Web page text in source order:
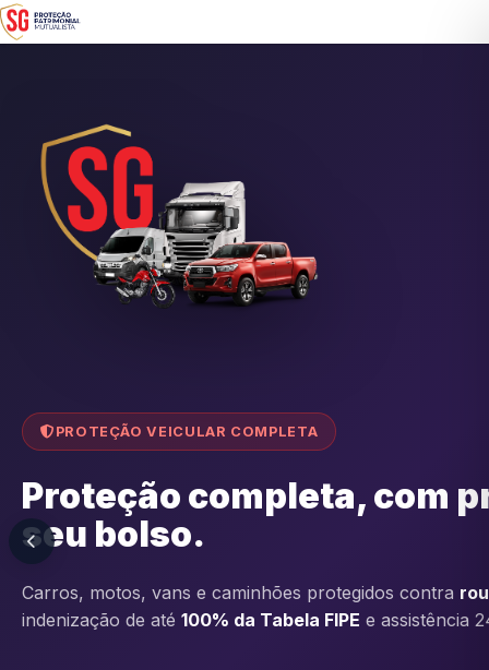
PROTEÇÃO VEICULAR COMPLETA
Proteção completa, com
seu bolso.
Carros, motos, vans e caminhões protegidos contra
indenização de até 100% da Tabela FIPE e assistência